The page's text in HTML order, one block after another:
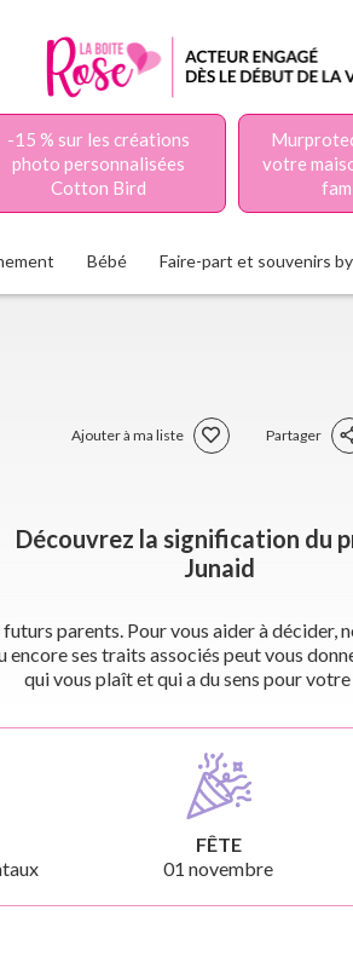
-15 % sur les créations
photo personnalisées
Cotton Bird
votre
Bébé Faire-part et souvenirs
Ajouter à ma liste Partager
Découvrez la signification du
Junaid
parents. Pour vous aider à
ses traits associés peut vous
qui vous plaît et qui a du sens pour
FÊTE
01 novembre